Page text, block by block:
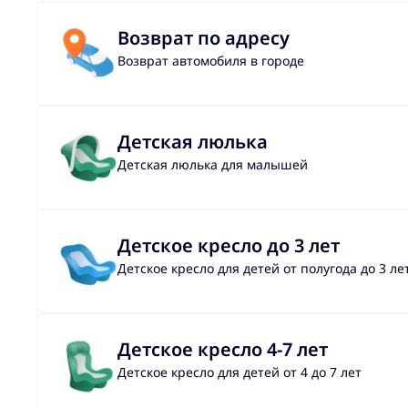
Возврат по адресу
Возврат автомобиля в городе
Детская люлька
Детская люлька для малышей
Детское кресло до 3 лет
Детское кресло для детей от полугода до 3
Детское кресло 4-7 лет
Детское кресло для детей от 4 до 7 лет